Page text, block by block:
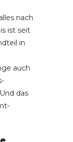
nach
ist seit
in
auch
das